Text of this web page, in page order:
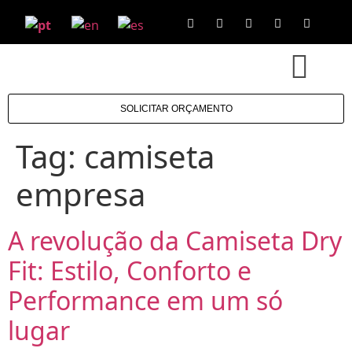
SOLICITAR ORÇAMENTO
Tag: camiseta
empresa
A revolução da Camiseta Dry
Fit: Estilo, Conforto e
Performance em um só
lugar